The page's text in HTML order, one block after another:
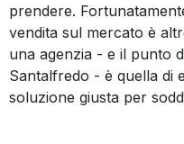
prendere.
vendita sul mercato è
una agenzia - e il punto
Santalfredo - è quella di
soluzione giusta per